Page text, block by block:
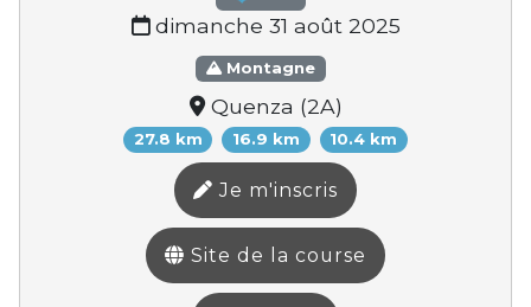
dimanche 31 août 2025
Montagne
Quenza (2A)
27.8 km 16.9 km 10.4 km
Je m'inscris
Site de la course